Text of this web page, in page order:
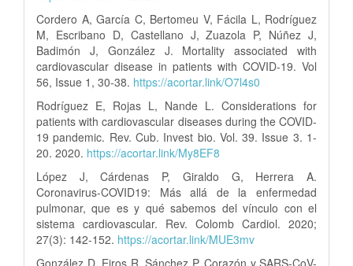
Cordero A, García C, Bertomeu V, Fácila L, Rodríguez
M, Escribano D, Castellano J, Zuazola P, Núñez J,
Badimón J, González J. Mortality associated with
cardiovascular disease in patients with COVID-19. Vol
56, Issue 1, 30-38. https://acortar.link/O7l4s0
Rodríguez E, Rojas L, Nande L. Considerations for
patients with cardiovascular diseases during the COVID-
19 pandemic. Rev. Cub. Invest bio. Vol. 39. Issue 3. 1-
20. 2020. https://acortar.link/My8EF8
López J, Cárdenas P, Giraldo G, Herrera A.
Coronavirus-COVID19: Más allá de la enfermedad
pulmonar, que es y qué sabemos del vínculo con el
sistema cardiovascular. Rev. Colomb Cardiol. 2020;
27(3): 142-152. https://acortar.link/MUE3mv
González D, Eiros R, Sánchez P. Corazón y SARS-CoV-